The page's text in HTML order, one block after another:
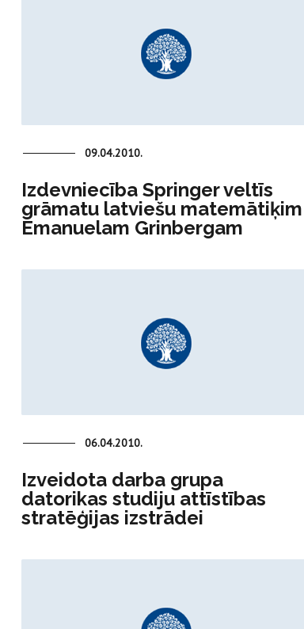
09.04.2010.
Izdevniecība Springer veltīs
grāmatu latviešu matemātiķim
Emanuelam Grinbergam
06.04.2010.
Izveidota darba grupa
datorikas studiju attīstības
stratēģijas izstrādei